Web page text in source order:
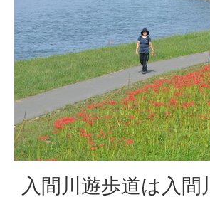
入間川遊歩道は入